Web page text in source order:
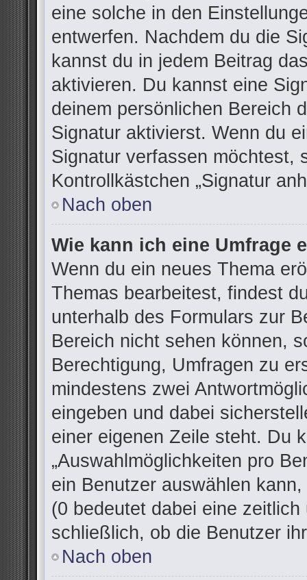
eine solche in den
entwerfen. Nachdem du die
kannst du in jedem Beitrag
aktivieren. Du kannst eine
deinem persönlichen Bereich
Signatur aktivierst. Wenn du
Signatur verfassen möchtest,
Kontrollkästchen „Signatur
Nach oben
Wie kann ich eine Umfrage
Wenn du ein neues Thema
Themas bearbeitest, findest
unterhalb des Formulars zur
Bereich nicht sehen können,
Berechtigung, Umfragen zu
mindestens zwei
eingeben und dabei
einer eigenen Zeile steht. Du
„Auswahlmöglichkeiten pro
ein Benutzer auswählen
(0 bedeutet dabei eine
schließlich, ob die Benutzer
Nach oben